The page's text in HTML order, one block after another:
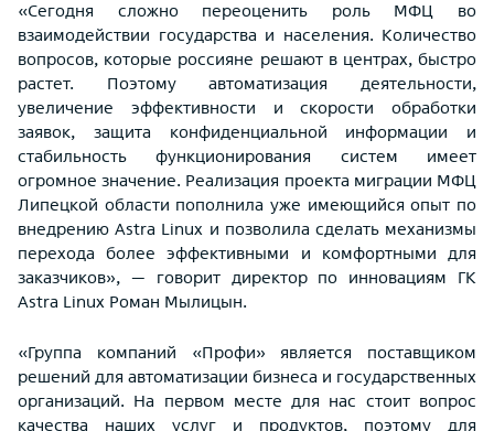
«Сегодня сложно переоценить роль МФЦ во
взаимодействии государства и населения. Количество
вопросов, которые россияне решают в центрах, быстро
растет. Поэтому автоматизация деятельности,
увеличение эффективности и скорости обработки
заявок, защита конфиденциальной информации и
стабильность функционирования систем имеет
огромное значение. Реализация проекта миграции МФЦ
Липецкой области пополнила уже имеющийся опыт по
внедрению Astra Linux и позволила сделать механизмы
перехода более эффективными и комфортными для
заказчиков», — говорит директор по инновациям ГК
Astra Linux Роман Мылицын.
«Группа компаний «Профи» является поставщиком
решений для автоматизации бизнеса и государственных
организаций. На первом месте для нас стоит вопрос
качества наших услуг и продуктов, поэтому для